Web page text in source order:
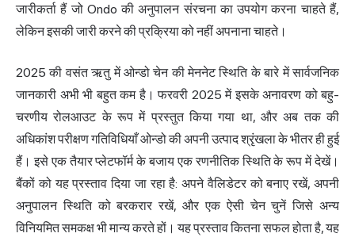
जारीकर्ता हैं जो Ondo की अनुपालन संरचना का उपयोग करना चाहते हैं,
लेकिन इसकी जारी करने की प्रक्रिया को नहीं अपनाना चाहते।
2025 की वसंत ऋतु में ओन्डो चेन की मेननेट स्थिति के बारे में सार्वजनिक
जानकारी अभी भी बहुत कम है। फरवरी 2025 में इसके अनावरण को बहु-
चरणीय रोलआउट के रूप में प्रस्तुत किया गया था, और अब तक की
अधिकांश परीक्षण गतिविधियाँ ओन्डो की अपनी उत्पाद श्रृंखला के भीतर ही हुई
हैं। इसे एक तैयार प्लेटफॉर्म के बजाय एक रणनीतिक स्थिति के रूप में देखें।
बैंकों को यह प्रस्ताव दिया जा रहा है: अपने वैलिडेटर को बनाए रखें, अपनी
अनुपालन स्थिति को बरकरार रखें, और एक ऐसी चेन चुनें जिसे अन्य
विनियमित समकक्ष भी मान्य करते हों। यह प्रस्ताव कितना सफल होता है, यह